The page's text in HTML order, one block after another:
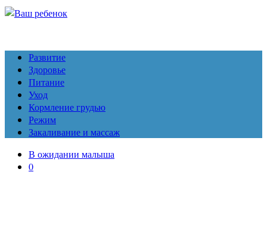
Развитие
Здоровье
Питание
Уход
Кормление грудью
Режим
Закаливание и массаж
В ожидании малыша
0